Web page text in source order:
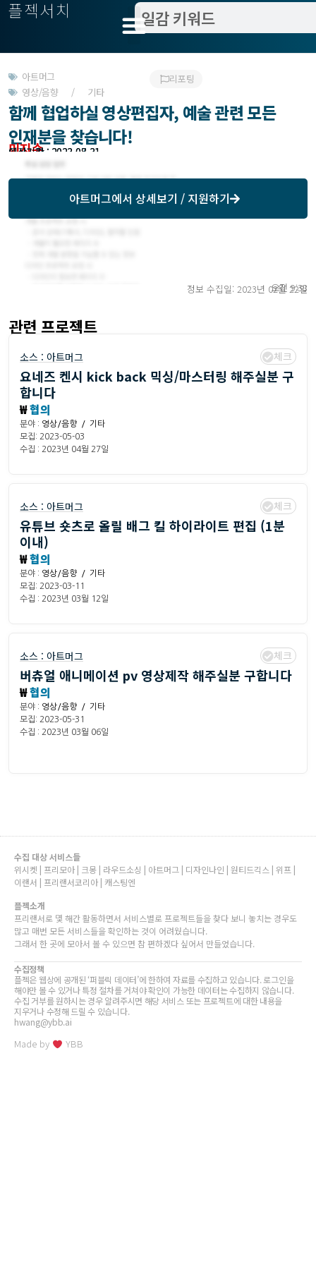
플젝서치
아트머그
영상/음향 / 기타
리포팅
함께 협업하실 영상편집자, 예술 관련 모든
인재분을 찾습니다!
미지수
모집기한 : 2023-07-31
예상기간 : 2023-08-31
아트머그에서 상세보기 / 지원하기
정보 수집일: 2023년 02월 22일
오전 9:38
관련 프로젝트
소스 : 아트머그 체크
요네즈 켄시 kick back 믹싱/마스터링 해주실분 구
합니다
₩협의
분야 : 영상/음향 / 기타
모집: 2023-05-03
수집 : 2023년 04월 27일
소스 : 아트머그 체크
유튜브 숏츠로 올릴 배그 킬 하이라이트 편집 (1분
이내)
₩협의
분야 : 영상/음향 / 기타
모집: 2023-03-11
수집 : 2023년 03월 12일
소스 : 아트머그 체크
버츄얼 애니메이션 pv 영상제작 해주실분 구합니다
₩협의
분야 : 영상/음향 / 기타
모집: 2023-05-31
수집 : 2023년 03월 06일
수집 대상 서비스들
위시켓 | 프리모아 | 크몽 | 라우드소싱 | 아트머그 | 디자인나인 | 원티드긱스 | 위프 |
이랜서 | 프리랜서코리아 | 캐스팅엔
플젝소개
프리랜서로 몇 해간 활동하면서 서비스별로 프로젝트들을 찾다 보니 놓치는 경우도
많고 매번 모든 서비스들을 확인하는 것이 어려웠습니다.
그래서 한 곳에 모아서 볼 수 있으면 참 편하겠다 싶어서 만들었습니다.
수집정책
플젝은 웹상에 공개된 ‘퍼블릭 데이터’에 한하여 자료를 수집하고 있습니다. 로그인을
해야만 볼 수 있거나 특정 절차를 거쳐야 확인이 가능한 데이터는 수집하지 않습니다.
수집 거부를 원하시는 경우 알려주시면 해당 서비스 또는 프로젝트에 대한 내용을
지우거나 수정해 드릴 수 있습니다.
hwang@ybb.ai
Made by YBB